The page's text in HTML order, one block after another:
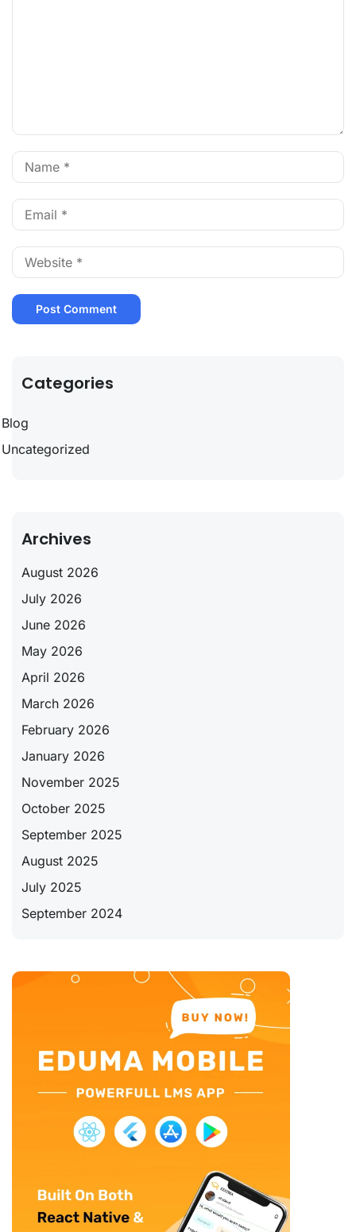
Categories
Blog
Uncategorized
Archives
August 2026
July 2026
June 2026
May 2026
April 2026
March 2026
February 2026
January 2026
November 2025
October 2025
September 2025
August 2025
July 2025
September 2024